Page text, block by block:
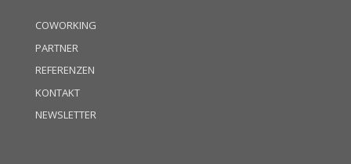
COWORKING
PARTNER
REFERENZEN
KONTAKT
NEWSLETTER